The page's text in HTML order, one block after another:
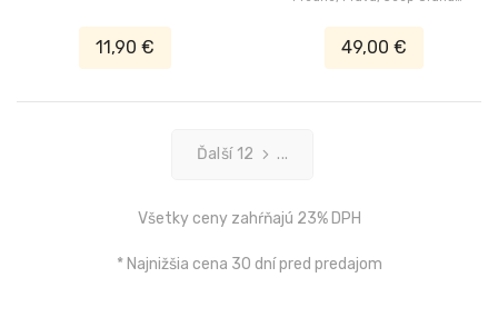
11,90 € 49,00 €
Ďalší 12 ...
Všetky ceny zahŕňajú 23% DPH
* Najnižšia cena 30 dní pred predajom